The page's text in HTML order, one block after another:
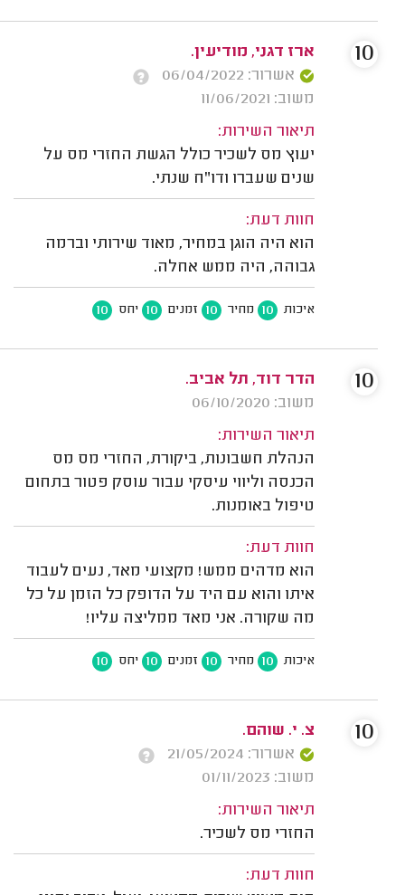
ארז דגני, מודיעין.
אשרור: 06/04/2022
משוב: 11/06/2021
תיאור השירות:
יעוץ מס לשכיר כולל הגשת החזרי מס על
שנים שעברו ודו"ח שנתי.
חוות דעת:
הוא היה הוגן במחיר, מאוד שירותי וברמה
גבוהה, היה ממש אחלה.
איכות 10 מחיר 10 זמנים 10 יחס 10
10
הדר דוד, תל אביב.
משוב: 06/10/2020
תיאור השירות:
הנהלת חשבונות, ביקורת, החזרי מס מס
הכנסה וליווי עיסקי עבור עוסק פטור בתחום
טיפול באומנות.
חוות דעת:
הוא מדהים ממש! מקצועי מאד, נעים לעבוד
איתו והוא עם היד על הדופק כל הזמן על כל
מה שקורה. אני מאד ממליצה עליו!
איכות 10 מחיר 10 זמנים 10 יחס 10
10
צ. י. שוהם.
אשרור: 21/05/2024
משוב: 01/11/2023
תיאור השירות:
החזרי מס לשכיר.
חוות דעת:
10